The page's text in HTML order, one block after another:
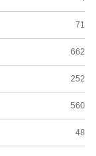
71
662
252
560
48